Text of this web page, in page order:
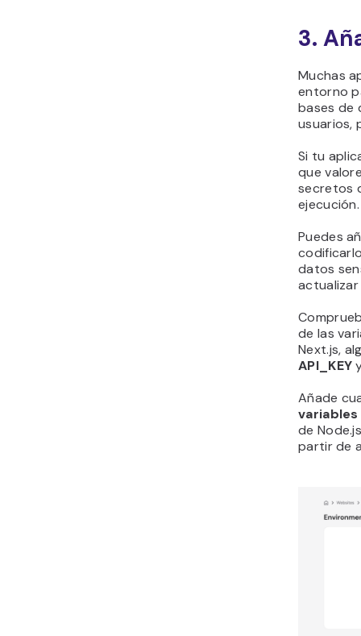
3.
Muchas
entorno
bases de
usuarios,
Si tu
que
secretos
ejecución.
Puedes
datos
actualizar
de las
Next.js,
API_KEY
Añade
de
partir de